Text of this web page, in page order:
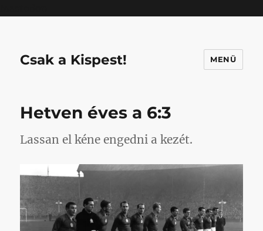
Csak a Kispest! MENÜ
Hetven éves a 6:3
Lassan el kéne engedni a kezét.